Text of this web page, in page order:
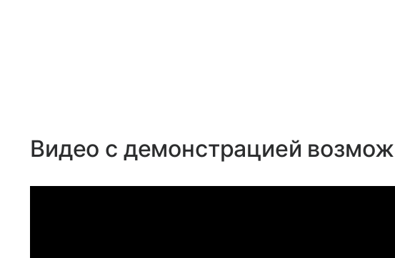
Видео с демонстрацией